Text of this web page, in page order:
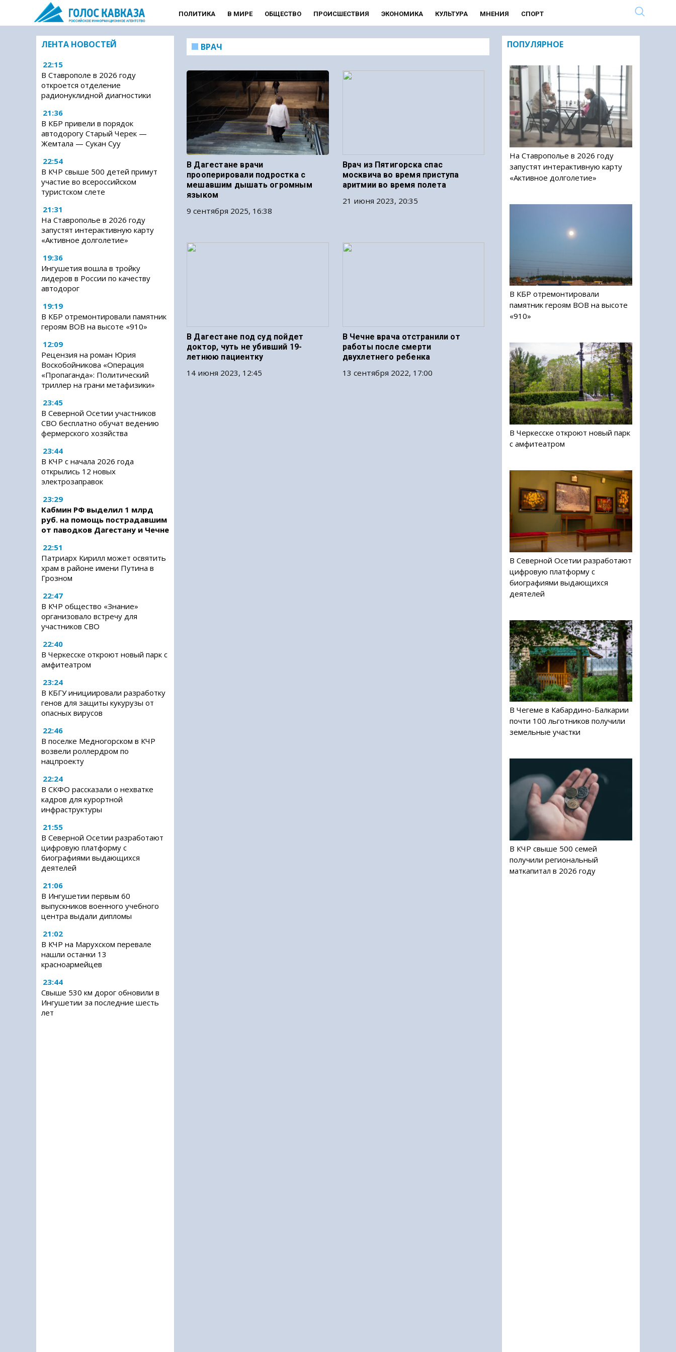
ПОЛИТИКА В МИРЕ ОБЩЕСТВО ПРОИСШЕСТВИЯ ЭКОНОМИКА КУЛЬТУРА МНЕНИЯ СПОРТ
ЛЕНТА НОВОСТЕЙ
22:15
В Ставрополе в 2026 году
откроется отделение
радионуклидной диагностики
21:36
В КБР привели в порядок
автодорогу Старый Черек —
Жемтала — Сукан Суу
22:54
В КЧР свыше 500 детей примут
участие во всероссийском
туристском слете
21:31
На Ставрополье в 2026 году
запустят интерактивную карту
«Активное долголетие»
19:36
Ингушетия вошла в тройку
лидеров в России по качеству
автодорог
19:19
В КБР отремонтировали памятник
героям ВОВ на высоте «910»
12:09
Рецензия на роман Юрия
Воскобойникова «Операция
«Пропаганда»: Политический
триллер на грани метафизики»
23:45
В Северной Осетии участников
СВО бесплатно обучат ведению
фермерского хозяйства
23:44
В КЧР с начала 2026 года
открылись 12 новых
электрозаправок
23:29
Кабмин РФ выделил 1 млрд
руб. на помощь пострадавшим
от паводков Дагестану и Чечне
22:51
Патриарх Кирилл может освятить
храм в районе имени Путина в
Грозном
22:47
В КЧР общество «Знание»
организовало встречу для
участников СВО
22:40
В Черкесске откроют новый парк с
амфитеатром
23:24
В КБГУ инициировали разработку
генов для защиты кукурузы от
опасных вирусов
22:46
В поселке Медногорском в КЧР
возвели роллердром по
нацпроекту
22:24
В СКФО рассказали о нехватке
кадров для курортной
инфраструктуры
21:55
В Северной Осетии разработают
цифровую платформу с
биографиями выдающихся
деятелей
21:06
В Ингушетии первым 60
выпускников военного учебного
центра выдали дипломы
21:02
В КЧР на Марухском перевале
нашли останки 13
красноармейцев
23:44
Свыше 530 км дорог обновили в
Ингушетии за последние шесть
лет
ВРАЧ
В Дагестане врачи
прооперировали подростка с
мешавшим дышать огромным
языком
9 сентября 2025, 16:38
Врач из Пятигорска спас
москвича во время приступа
аритмии во время полета
21 июня 2023, 20:35
В Дагестане под суд пойдет
доктор, чуть не убивший 19-
летнюю пациентку
14 июня 2023, 12:45
В Чечне врача отстранили от
работы после смерти
двухлетнего ребенка
13 сентября 2022, 17:00
ПОПУЛЯРНОЕ
На Ставрополье в 2026 году
запустят интерактивную карту
«Активное долголетие»
В КБР отремонтировали
памятник героям ВОВ на высоте
«910»
В Черкесске откроют новый парк
с амфитеатром
В Северной Осетии разработают
цифровую платформу с
биографиями выдающихся
деятелей
В Чегеме в Кабардино-Балкарии
почти 100 льготников получили
земельные участки
В КЧР свыше 500 семей
получили региональный
маткапитал в 2026 году